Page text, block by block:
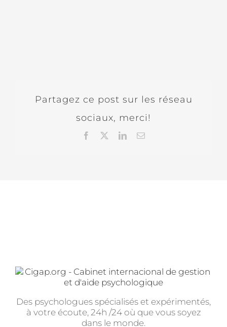
Partagez ce post sur les réseau
sociaux, merci!
Facebook LinkedInEmail
Des psychologues spécialisés et expérimentés,
à votre écoute, 24h /24 où que vous soyez
dans le monde.